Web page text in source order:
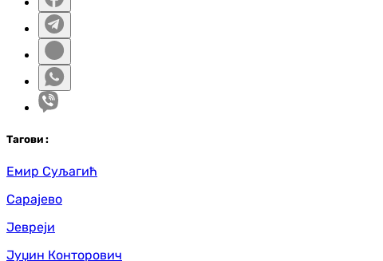
Тагови :
Емир Суљагић
Сарајево
Јевреји
Јуџин Конторович